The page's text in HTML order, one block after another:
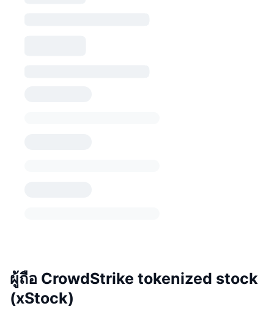
ผู้ถือ CrowdStrike tokenized stock
(xStock)